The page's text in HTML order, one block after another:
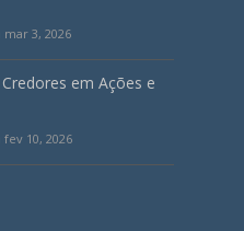
mar 3, 2026
em Ações e
fev 10, 2026